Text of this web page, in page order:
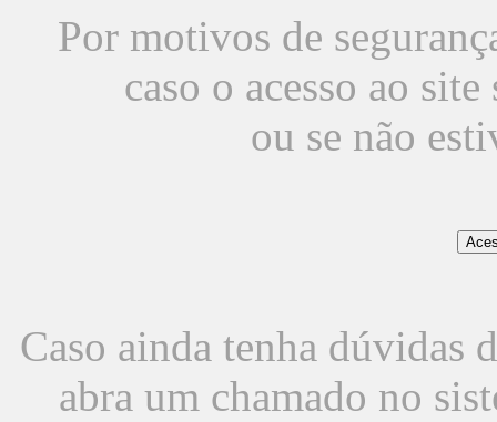
Por motivos de
caso o acesso ao
ou se não
Caso ainda tenha dúvidas
abra um chamado no